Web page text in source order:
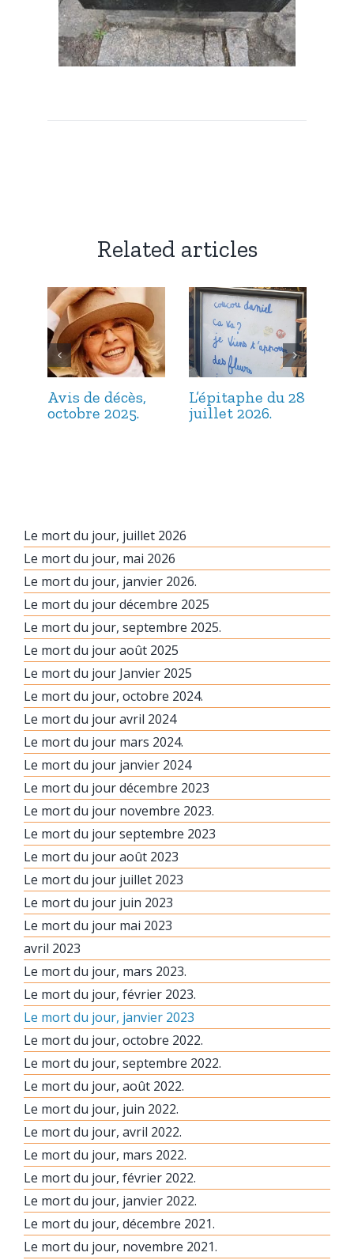
Related articles
Avis de décès,
octobre 2025.
L’épitaphe du 28
juillet 2026.
Le mort du jour, juillet 2026
Le mort du jour, mai 2026
Le mort du jour, janvier 2026.
Le mort du jour décembre 2025
Le mort du jour, septembre 2025.
Le mort du jour août 2025
Le mort du jour Janvier 2025
Le mort du jour, octobre 2024.
Le mort du jour avril 2024
Le mort du jour mars 2024.
Le mort du jour janvier 2024
Le mort du jour décembre 2023
Le mort du jour novembre 2023.
Le mort du jour septembre 2023
Le mort du jour août 2023
Le mort du jour juillet 2023
Le mort du jour juin 2023
Le mort du jour mai 2023
avril 2023
Le mort du jour, mars 2023.
Le mort du jour, février 2023.
Le mort du jour, janvier 2023
Le mort du jour, octobre 2022.
Le mort du jour, septembre 2022.
Le mort du jour, août 2022.
Le mort du jour, juin 2022.
Le mort du jour, avril 2022.
Le mort du jour, mars 2022.
Le mort du jour, février 2022.
Le mort du jour, janvier 2022.
Le mort du jour, décembre 2021.
Le mort du jour, novembre 2021.